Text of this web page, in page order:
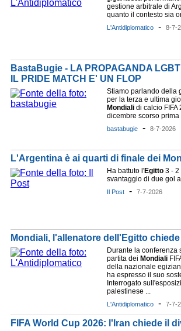
gestione arbitrale di
quanto il contesto sia
L'Antidiplomatico - 8-7-
BastaBugie - LA PROPAGANDA
IL PRIDE MATCH E' UN FLOP
Stiamo parlando della
per la terza e ultima
Mondiali di calcio FIFA
dicembre scorso
bastabugie - 8-7-2026
L'Argentina è ai quarti di finale dei
Ha battuto l'Egitto 3 - 2
svantaggio di due gol
Il Post - 7-7-2026
Mondiali, l'allenatore dell'Egitto
Durante la conferenza
partita dei Mondiali
della nazionale
ha espresso il suo
Interrogato
palestinese ...
L'Antidiplomatico - 7-7-
FIFA World Cup 2026: l'Iran chiede il